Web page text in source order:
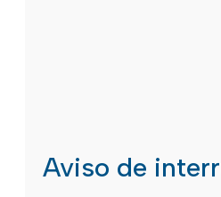
Aviso de